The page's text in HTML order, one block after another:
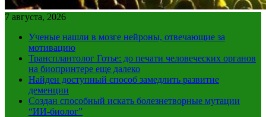
7 августа, 2026
Ученые нашли в мозге нейроны, отвечающие за
мотивацию
Трансплантолог Готье: до печати человеческих органов
на биопринтере еще далеко
Найден доступный способ замедлить развитие
деменции
Создан способный искать болезнетворные мутации
“ИИ-биолог”